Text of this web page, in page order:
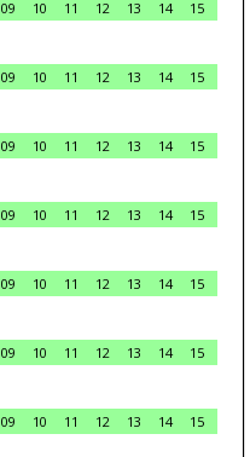
09 10 11 12 13 14
15
09 10 11 12 13 14
15
09 10 11 12 13 14
15
09 10 11 12 13 14
15
09 10 11 12 13 14
15
09 10 11 12 13 14
15
09 10 11 12 13 14
15